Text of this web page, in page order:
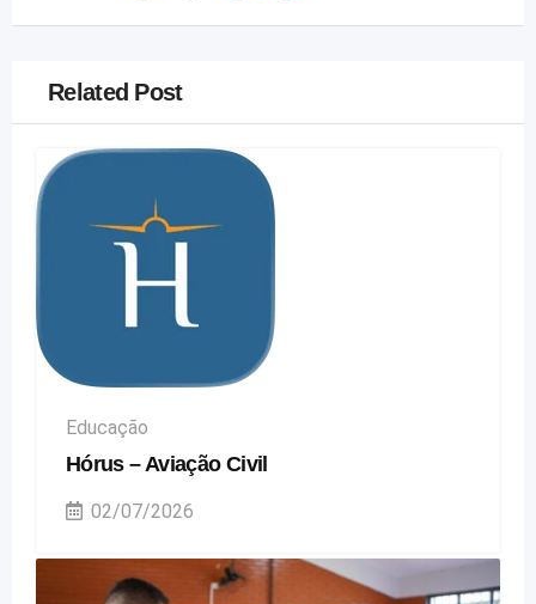
Related Post
Educação
Hórus – Aviação Civil
02/07/2026